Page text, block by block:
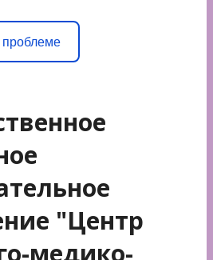
проблеме
"Центр
медико-